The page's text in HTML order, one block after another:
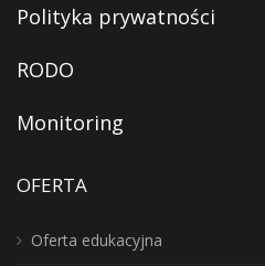
Polityka prywatności
RODO
Monitoring
OFERTA
Oferta edukacyjna